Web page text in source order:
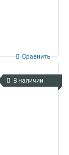
Сравнить
В наличии